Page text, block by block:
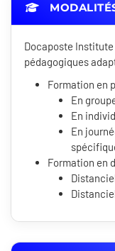
Docaposte
pédagogiques
Formation en
En
En
En
Formation en